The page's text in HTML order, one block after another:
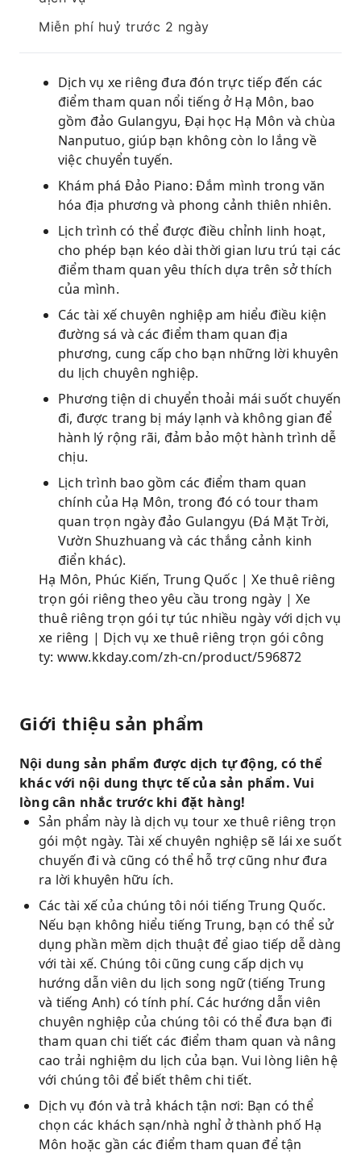
Miễn phí huỷ trước 2 ngày
Dịch vụ xe riêng đưa đón trực tiếp đến các
điểm tham quan nổi tiếng ở Hạ Môn, bao
gồm đảo Gulangyu, Đại học Hạ Môn và chùa
Nanputuo, giúp bạn không còn lo lắng về
việc chuyển tuyến.
Khám phá Đảo Piano: Đắm mình trong văn
hóa địa phương và phong cảnh thiên nhiên.
Lịch trình có thể được điều chỉnh linh hoạt,
cho phép bạn kéo dài thời gian lưu trú tại các
điểm tham quan yêu thích dựa trên sở thích
của mình.
Các tài xế chuyên nghiệp am hiểu điều kiện
đường sá và các điểm tham quan địa
phương, cung cấp cho bạn những lời khuyên
du lịch chuyên nghiệp.
Phương tiện di chuyển thoải mái suốt chuyến
đi, được trang bị máy lạnh và không gian để
hành lý rộng rãi, đảm bảo một hành trình dễ
chịu.
Lịch trình bao gồm các điểm tham quan
chính của Hạ Môn, trong đó có tour tham
quan trọn ngày đảo Gulangyu (Đá Mặt Trời,
Vườn Shuzhuang và các thắng cảnh kinh
điển khác).
Hạ Môn, Phúc Kiến, Trung Quốc | Xe thuê riêng
trọn gói riêng theo yêu cầu trong ngày | Xe
thuê riêng trọn gói tự túc nhiều ngày với dịch vụ
xe riêng | Dịch vụ xe thuê riêng trọn gói công
ty: www.kkday.com/zh-cn/product/596872
Giới thiệu sản phẩm
Nội dung sản phẩm được dịch tự động, có thể
khác với nội dung thực tế của sản phẩm. Vui
lòng cân nhắc trước khi đặt hàng!
Sản phẩm này là dịch vụ tour xe thuê riêng trọn
gói một ngày. Tài xế chuyên nghiệp sẽ lái xe suốt
chuyến đi và cũng có thể hỗ trợ cũng như đưa
ra lời khuyên hữu ích.
Các tài xế của chúng tôi nói tiếng Trung Quốc.
Nếu bạn không hiểu tiếng Trung, bạn có thể sử
dụng phần mềm dịch thuật để giao tiếp dễ dàng
với tài xế. Chúng tôi cũng cung cấp dịch vụ
hướng dẫn viên du lịch song ngữ (tiếng Trung
và tiếng Anh) có tính phí. Các hướng dẫn viên
chuyên nghiệp của chúng tôi có thể đưa bạn đi
tham quan chi tiết các điểm tham quan và nâng
cao trải nghiệm du lịch của bạn. Vui lòng liên hệ
với chúng tôi để biết thêm chi tiết.
Dịch vụ đón và trả khách tận nơi: Bạn có thể
chọn các khách sạn/nhà nghỉ ở thành phố Hạ
Môn hoặc gần các điểm tham quan để tận